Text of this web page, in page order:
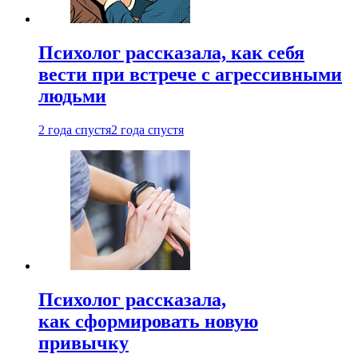
Психолог рассказала, как себя
вести при встрече с агрессивными
людьми
2 года спустя2 года спустя
Психолог рассказала,
как сформировать новую
привычку